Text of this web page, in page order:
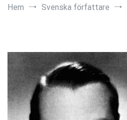
Hem Svenska författare